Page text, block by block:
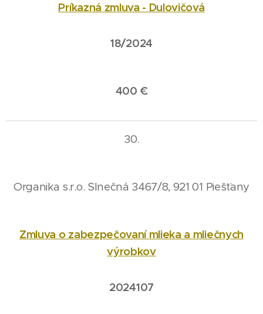
Príkazná zmluva - Dulovičová
18/2024
400 €
30.
Organika s.r.o. Slnečná 3467/8, 921 01 Piešťany
Zmluva o zabezpečovaní mlieka a mliečnych
výrobkov
2024107